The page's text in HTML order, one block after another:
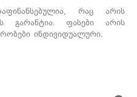
რაც არის
გარანტია. ფასები არის
ინდივიდუალური.